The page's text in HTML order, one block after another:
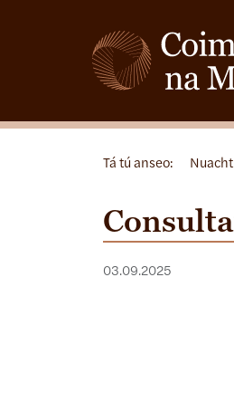
Tá tú anseo:
03.09.2025